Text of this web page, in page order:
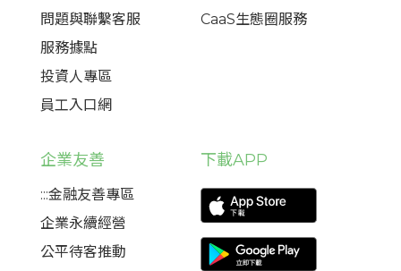
問題與聯繫客服
服務據點
投資人專區
員工入口網
CaaS生態圈服務
企業友善
:::金融友善專區
企業永續經營
公平待客推動
下載APP